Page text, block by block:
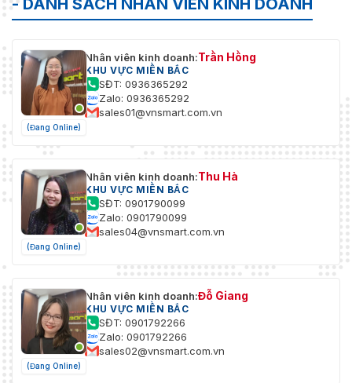
- DANH SÁCH NHÂN VIÊN KINH DOANH
(Đang Online)
Nhân viên kinh doanh:Trần Hồng
KHU VỰC MIỀN BẮC
SĐT: 0936365292
Zalo: 0936365292
sales01@vnsmart.com.vn
(Đang Online)
Nhân viên kinh doanh:Thu Hà
KHU VỰC MIỀN BẮC
SĐT: 0901790099
Zalo: 0901790099
sales04@vnsmart.com.vn
(Đang Online)
Nhân viên kinh doanh:Đỗ Giang
KHU VỰC MIỀN BẮC
SĐT: 0901792266
Zalo: 0901792266
sales02@vnsmart.com.vn